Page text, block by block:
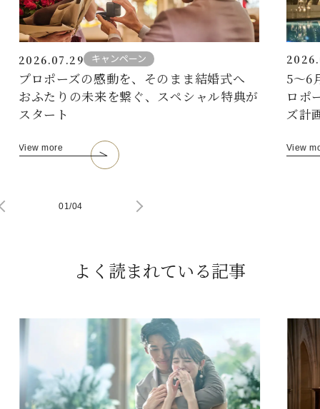
2026.07.29 キャンペーン
プロポーズの感動を、そのまま結婚式へ
おふたりの未来を繋ぐ、スペシャル特典が
スタート
View more
5〜6
ロポ
ズ計
View
01/04
よく読まれている記事